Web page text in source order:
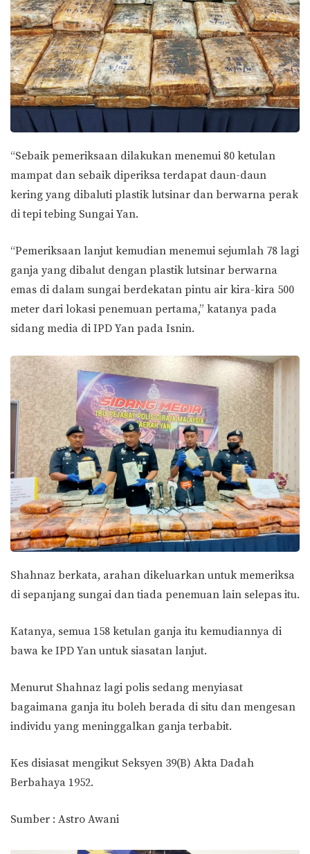
“Sebaik pemeriksaan dilakukan menemui 80 ketulan
mampat dan sebaik diperiksa terdapat daun-daun
kering yang dibaluti plastik lutsinar dan berwarna perak
di tepi tebing Sungai Yan.
“Pemeriksaan lanjut kemudian menemui sejumlah 78 lagi
ganja yang dibalut dengan plastik lutsinar berwarna
emas di dalam sungai berdekatan pintu air kira-kira 500
meter dari lokasi penemuan pertama,” katanya pada
sidang media di IPD Yan pada Isnin.
Shahnaz berkata, arahan dikeluarkan untuk memeriksa
di sepanjang sungai dan tiada penemuan lain selepas itu.
Katanya, semua 158 ketulan ganja itu kemudiannya di
bawa ke IPD Yan untuk siasatan lanjut.
Menurut Shahnaz lagi polis sedang menyiasat
bagaimana ganja itu boleh berada di situ dan mengesan
individu yang meninggalkan ganja terbabit.
Kes disiasat mengikut Seksyen 39(B) Akta Dadah
Berbahaya 1952.
Sumber : Astro Awani